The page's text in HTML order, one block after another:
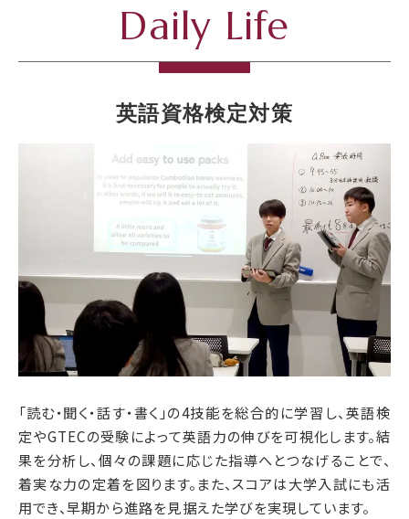
Daily Life
英語資格検定対策
「読む・聞く・話す・書く」の4技能を総合的に学習し、英語検
定やGTECの受験によって英語力の伸びを可視化します。結
果を分析し、個々の課題に応じた指導へとつなげることで、
着実な力の定着を図ります。また、スコアは大学入試にも活
用でき、早期から進路を見据えた学びを実現しています。